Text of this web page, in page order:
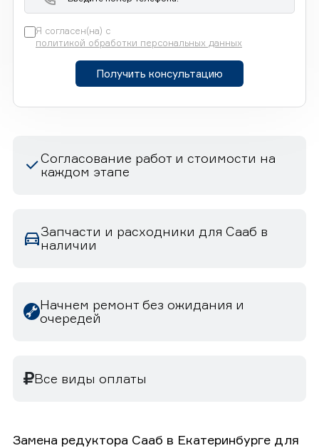
Я согласен(на) с
политикой обработки персональных данных
Получить консультацию
Согласование работ и стоимости на
каждом этапе
Запчасти и расходники для Сааб в
наличии
Начнем ремонт без ожидания и
очередей
Все виды оплаты
Замена редуктора Сааб в Екатеринбурге для